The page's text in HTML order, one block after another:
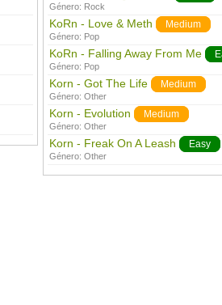
Género: Rock
KoRn - Love & Meth Medium
Género: Pop
KoRn - Falling Away From Me
Género: Pop
Korn - Got The Life Medium
Género: Other
Korn - Evolution Medium
Género: Other
Korn - Freak On A Leash Easy
Género: Other